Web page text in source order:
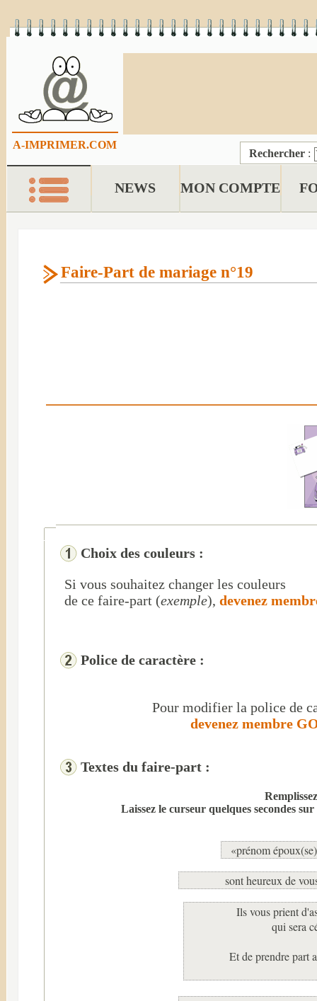
A-IMPRIMER.COM
Rechercher :
NEWS MON COMPTE
Faire-Part de mariage n°19
Choix des couleurs :
Si vous souhaitez changer les couleurs
de ce faire-part (exemple), devenez
Police de caractère :
Pour modifier la police de
devenez membre
Textes du faire-part :
Laissez le curseur quelques secondes